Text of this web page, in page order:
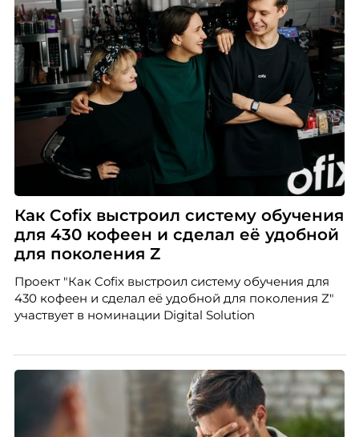
Как Cofix выстроил систему обучения
для 430 кофеен и сделал её удобной
для поколения Z
Проект "Как Cofix выстроил систему обучения для
430 кофеен и сделал её удобной для поколения Z"
участвует в номинации Digital Solution